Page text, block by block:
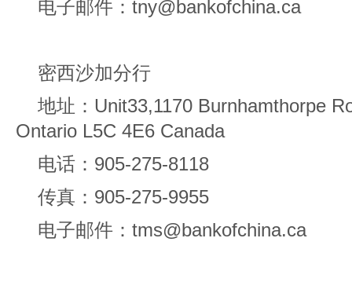
电子邮件：tny@bankofchina.ca
密西沙加分行
地址：Unit33,1170 Burnhamthorpe
Ontario L5C 4E6 Canada
电话：905-275-8118
传真：905-275-9955
电子邮件：tms@bankofchina.ca